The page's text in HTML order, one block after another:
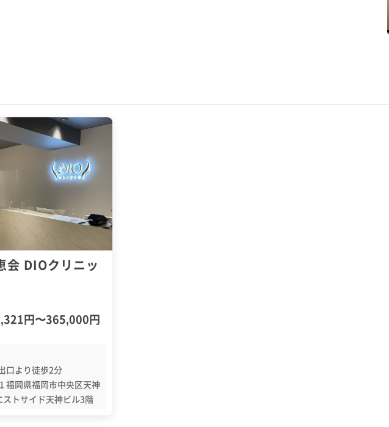
会 DIOクリニッ
円〜365,000円
口より徒歩2分
福岡県福岡市中央区天神
トサイド天神ビル3階